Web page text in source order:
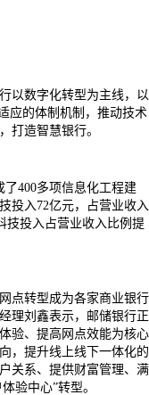
以数字化转型为主线，以
应的体制机制，推动技术
打造智慧银行。
400多项信息化工程建
投入72亿元，占营业收入
技投入占营业收入比例提
点转型成为各家商业银行
理刘鑫表示，邮储银行正
验、提高网点效能为核心
，提升线上线下一体化的
关系、提供财富管理、满
验中心”转型。